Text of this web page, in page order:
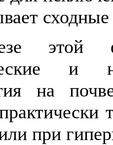
этой
и
на
при